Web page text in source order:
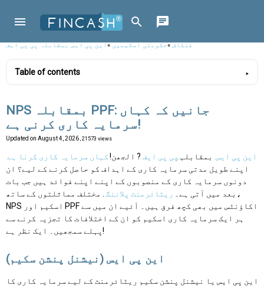
فنکاش»حکومتی اسکیمیں»این پی ایس بمقابلہ پی پی ایف
Table of contents
NPS بمقابلہ PPF: جانیں کہ کہاں
سرمایہ کاری کرنی ہے!
Updated on August 4, 2026 , 21573 views
این پی ایس بمقابلہپی پی ایف? الجھن!کہاں سرمایہ کاری کرنا ہے
اپنے طویل مدتی سرمایہ کاری کے اہداف کو حاصل کرنے کے لیے؟ ان
دونوں سرمایہ کاری کے منصوبوں کے اپنے اپنے فوائد ہیں جب بات
بعد میں آتی ہے۔ ریٹائرمنٹ پلاننگ. مختلف مماثلتوں کے ساتھ،
NPS اسکیم اور PPF اکاؤنٹس میں بھی کچھ فرق ہیں۔ آئیے ان میں سے
ہر ایک سرمایہ کاری اسکیم کو ان کے اختلافات کا تجزیہ کرنے سے
پہلے سمجھیں۔ ایک نظر ہے!
این پی ایس (نیشنل پنشن سکیم)
این پی ایس یا نیشنل پنشن سکیم ریٹائرمنٹ کے لیے سرمایہ کاری کا